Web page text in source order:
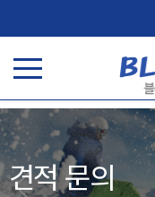
견적 문의